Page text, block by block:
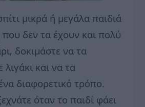
μικρά ή μεγάλα παιδιά
δεν τα έχουν και πολύ
δοκιμάστε να τα
και να τα
διαφορετικό τρόπο.
όταν το παιδί φάει